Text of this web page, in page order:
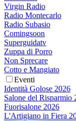
Virgin Radio
Radio Montecarlo
Radio Subasio
Comingsoon
Superguidatv
Zuppa di Porro
Non Sprecare
Cotto e Mangiato
Eventi
Identità Golose 2026
Salone del Risparmio
Fuorisalone 2026
L'Artigiano in Fiera